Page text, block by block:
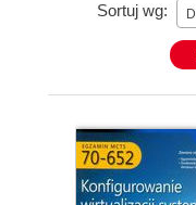
Sortuj wg: